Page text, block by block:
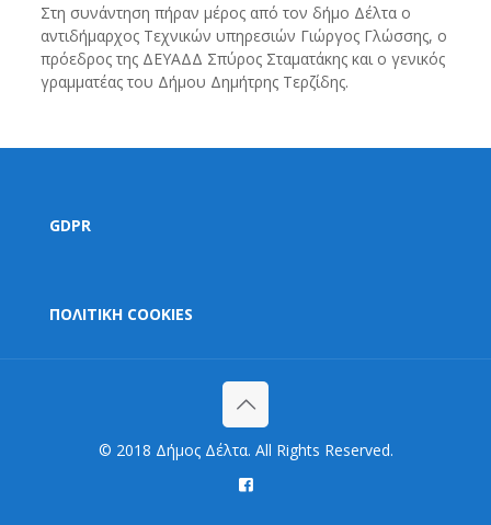
Στη συνάντηση πήραν μέρος από τον δήμο Δέλτα ο
αντιδήμαρχος Τεχνικών υπηρεσιών Γιώργος Γλώσσης, ο
πρόεδρος της ΔΕΥΑΔΔ Σπύρος Σταματάκης και ο γενικός
γραμματέας του Δήμου Δημήτρης Τερζίδης.
GDPR
ΠΟΛΙΤΙΚΗ COOKIES
© 2018 Δήμος Δέλτα. All Rights Reserved.